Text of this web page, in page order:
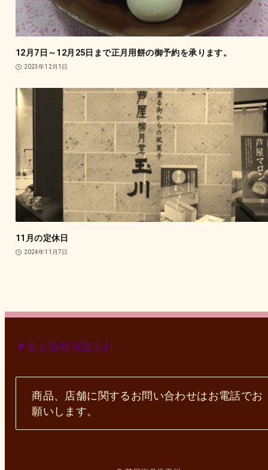
12月7日～12月25日まで正月用餅の御予約を承ります。
2023年12月1日
11月の定休日
2024年11月7日
個人情報保護方針
商品、店舗に関するお問い合わせはお電話でお
願いします。